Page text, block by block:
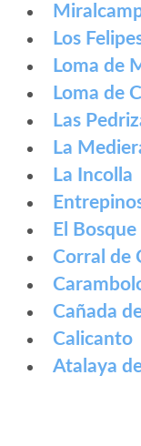
Los
Loma de
Loma de
Las
La
La Incolla
El Bosque
Corral de
Cañada
Calicanto
Atalaya